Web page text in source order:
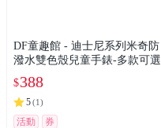
DF童趣館 - 迪士尼系列米奇防
潑水雙色殼兒童手錶-多款可選
$388
5(1)
活動 券